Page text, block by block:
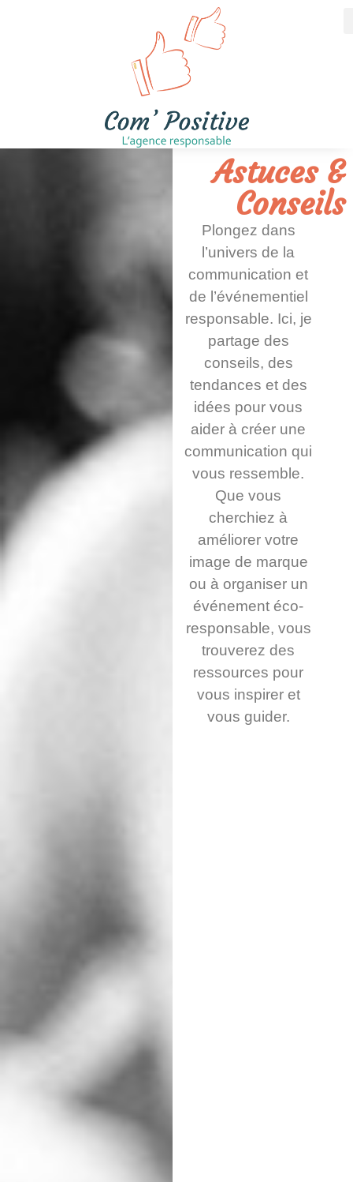
Astuces &
Conseils
Plongez dans
l’univers de la
communication et
de l’événementiel
responsable. Ici, je
partage des
conseils, des
tendances et des
idées pour vous
aider à créer une
communication qui
vous ressemble.
Que vous
cherchiez à
améliorer votre
image de marque
ou à organiser un
événement éco-
responsable, vous
trouverez des
ressources pour
vous inspirer et
vous guider.